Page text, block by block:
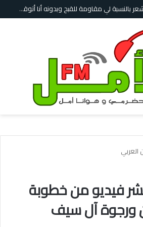
“انتهى الأمر”… شهادة مدلّك مارادونا تكشف أسرار الأيام الأخيرة لأسطورة الكرة الأرجنتينية
العربي
فيديو من خطوبة
ورجوة آل سيف